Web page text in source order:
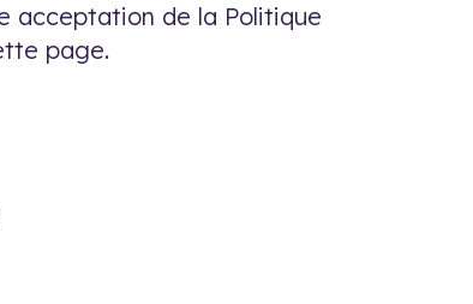
acceptation de la Politique
page.